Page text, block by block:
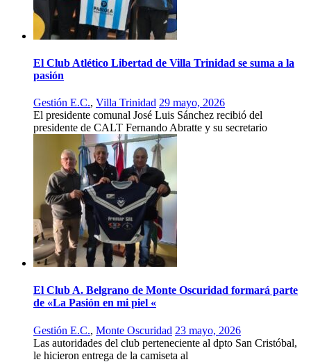
El Club Atlético Libertad de Villa Trinidad se suma a la
pasión
Gestión E.C., Villa Trinidad 29 mayo, 2026
El presidente comunal José Luis Sánchez recibió del
presidente de CALT Fernando Abratte y su secretario
El Club A. Belgrano de Monte Oscuridad formará parte
de «La Pasión en mi piel «
Gestión E.C., Monte Oscuridad 23 mayo, 2026
Las autoridades del club perteneciente al dpto San Cristóbal,
le hicieron entrega de la camiseta al